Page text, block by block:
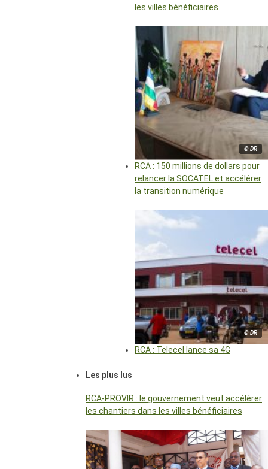
les villes bénéficiaires
© DR
RCA : 150 millions de dollars pour
relancer la SOCATEL et accélérer
la transition numérique
© DR
RCA : Telecel lance sa 4G
Les plus lus
RCA-PROVIR : le gouvernement veut accélérer
les chantiers dans les villes bénéficiaires